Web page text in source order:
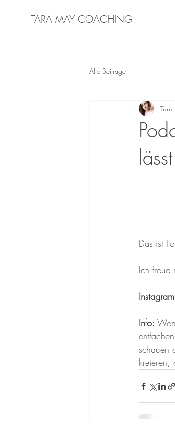
TARA MAY COACHING
Alle Beiträge
Das ist
Ich freue
Info:
schauen
kreieren,